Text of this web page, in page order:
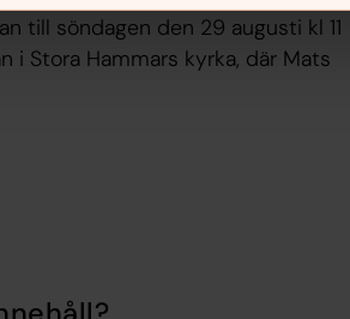
till söndagen den 29 augusti kl 11
i Stora Hammars kyrka, där Mats